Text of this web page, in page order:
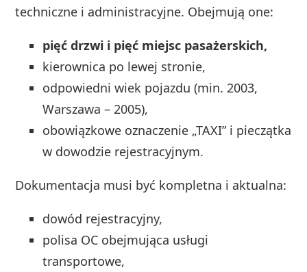
techniczne i administracyjne. Obejmują one:
pięć drzwi i pięć miejsc pasażerskich,
kierownica po lewej stronie,
odpowiedni wiek pojazdu (min. 2003,
Warszawa – 2005),
obowiązkowe oznaczenie „TAXI” i pieczątka
w dowodzie rejestracyjnym.
Dokumentacja musi być kompletna i aktualna:
dowód rejestracyjny,
polisa OC obejmująca usługi
transportowe,